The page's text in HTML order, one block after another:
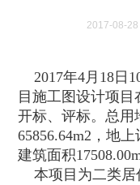
2017-08-
2017年4月18日
目施工图设计项
开标、评标。总用
65856.64m2，地
建筑面积
本项目为二类居